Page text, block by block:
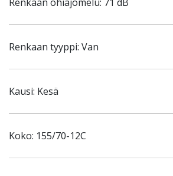
Renkaan tyyppi: Van
Kausi: Kesä
Koko: 155/70-12C